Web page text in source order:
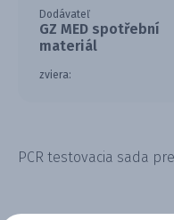
Dodávateľ
GZ MED spotřební
materiál
zviera:
PCR testovacia sada